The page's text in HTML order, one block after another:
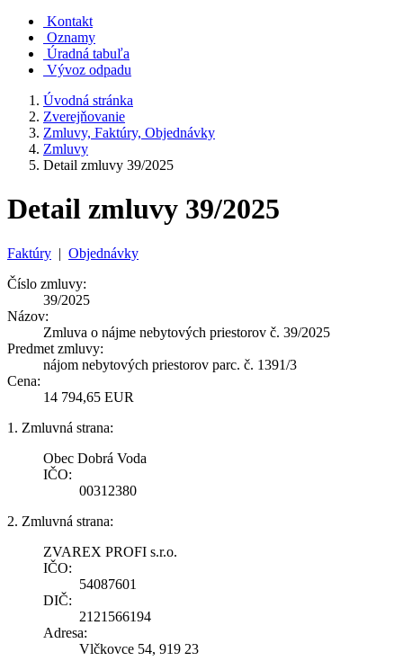
Kontakt
Oznamy
Úradná tabuľa
Vývoz odpadu
Úvodná stránka
Zverejňovanie
Zmluvy, Faktúry, Objednávky
Zmluvy
Detail zmluvy 39/2025
Detail zmluvy 39/2025
Faktúry | Objednávky
Číslo zmluvy:
39/2025
Názov:
Zmluva o nájme nebytových priestorov č. 39/2025
Predmet zmluvy:
nájom nebytových priestorov parc. č. 1391/3
Cena:
14 794,65 EUR
1. Zmluvná strana:
Obec Dobrá Voda
IČO:
00312380
2. Zmluvná strana:
ZVAREX PROFI s.r.o.
IČO:
54087601
DIČ:
2121566194
Adresa:
Vlčkovce 54, 919 23